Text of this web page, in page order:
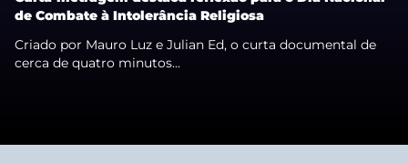
de Combate à Intolerância Religiosa
Criado por Mauro Luz e Julian Ed, o curta documental de
cerca de quatro minutos...